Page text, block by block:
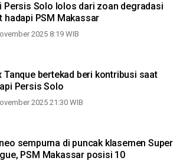
Persis Solo lolos dari zoan degradasi
hadapi PSM Makassar
2025 8:19 WIB
Tanque bertekad beri kontribusi saat
Persis Solo
2025 21:30 WIB
sempurna di puncak klasemen Super
PSM Makassar posisi 10